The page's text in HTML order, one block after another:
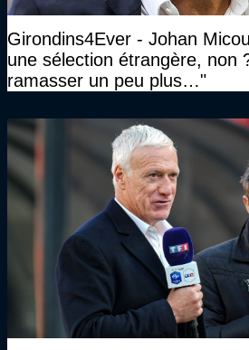
Girondins4Ever - Johan
une sélection étrangère, non
ramasser un peu plus…"